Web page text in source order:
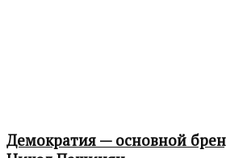
Демократия — основной